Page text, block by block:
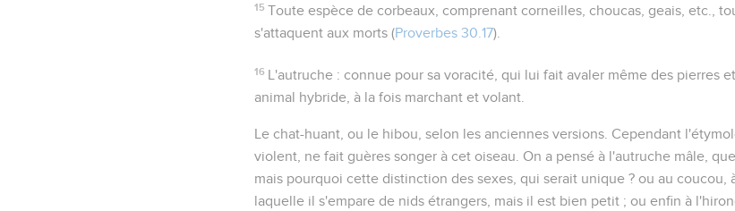
15 Toute espèce de corbeaux , comprenant corneilles, choucas, geais, etc.,
s'attaquent aux morts (Proverbes 30.17).
16 L'autruche : connue pour sa voracité, qui lui fait avaler même des pierres
animal hybride, à la fois marchant et volant.
Le chat-huant , ou le hibou , selon les anciennes versions. Cependant
violent , ne fait guères songer à cet oiseau. On a pensé à l'autruche mâle,
mais pourquoi cette distinction des sexes, qui serait unique ? ou au coucou,
laquelle il s'empare de nids étrangers, mais il est bien petit ; ou enfin à